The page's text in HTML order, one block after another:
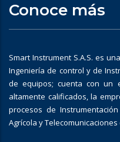
Conoce más
Smart Instrument S.A.S. es
Ingeniería de control y de
de equipos; cuenta con un
altamente calificados, la
procesos de
Agrícola y